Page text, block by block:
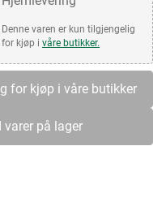
Denne varen er kun tilgjengelig
for kjøp i våre butikker.
for kjøp i våre butikker
varer på lager